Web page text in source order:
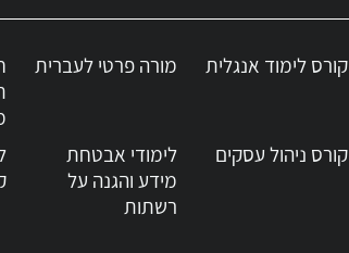
קורס עין הבדולח - רפואת הנפש ע״פ
קורס לימוד אנגלית מורה פרטי לעברית
קורס ניהול עסקים
לימודי אבטחת
מידע והגנה על
רשתות